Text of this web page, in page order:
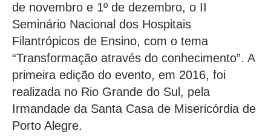
de novembro e 1º de dezembro, o II
Seminário Nacional dos Hospitais
Filantrópicos de Ensino, com o tema
“Transformação através do conhecimento”. A
primeira edição do evento, em 2016, foi
realizada no Rio Grande do Sul, pela
Irmandade da Santa Casa de Misericórdia de
Porto Alegre.